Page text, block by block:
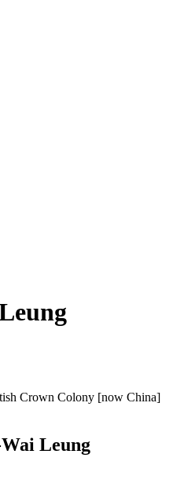
Crown Colony [now China]
Leung